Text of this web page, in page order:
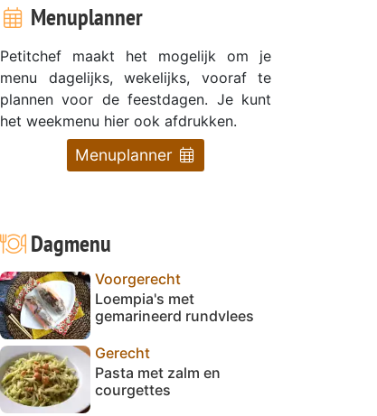
Menuplanner
Petitchef maakt het mogelijk om je
menu dagelijks, wekelijks, vooraf te
plannen voor de feestdagen. Je kunt
het weekmenu hier ook afdrukken.
Menuplanner
Dagmenu
Voorgerecht
Loempia's met
gemarineerd rundvlees
Gerecht
Pasta met zalm en
courgettes